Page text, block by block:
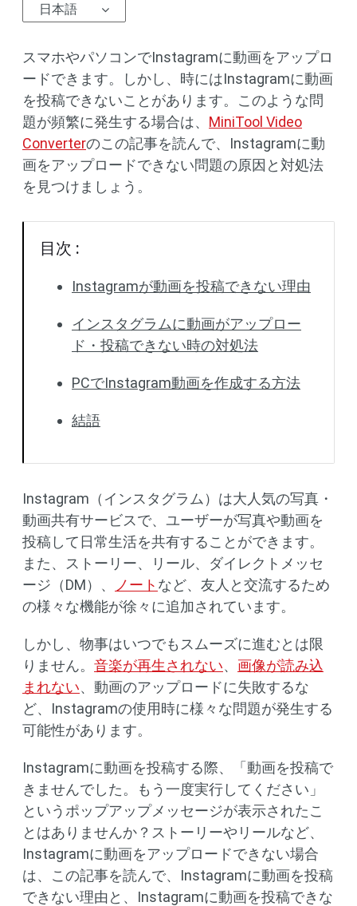
日本語
スマホやパソコンでInstagramに動画をアップロ
ードできます。しかし、時にはInstagramに動画
を投稿できないことがあります。このような問
題が頻繁に発生する場合は、 MiniTool Video
Converterのこの記事を読んで、Instagramに動
画をアップロードできない問題の原因と対処法
を見つけましょう。
目次 :
Instagramが動画を投稿できない理由
インスタグラムに動画がアップロー
ド・投稿できない時の対処法
PCでInstagram動画を作成する方法
結語
Instagram（インスタグラム）は大人気の写真・
動画共有サービスで、ユーザーが写真や動画を
投稿して日常生活を共有することができます。
また、ストーリー、リール、ダイレクトメッセ
ージ（DM）、
ノート など、友人と交流するため
の様々な機能が徐々に追加されています。
しかし、物事はいつでもスムーズに進むとは限
りません。 音楽が再生されない、 画像が読み込
まれない、動画のアップロードに失敗するな
ど、Instagramの使用時に様々な問題が発生する
可能性があります。
Instagramに動画を投稿する際、「動画を投稿で
きませんでした。もう一度実行してください」
というポップアップメッセージが表示されたこ
とはありませんか？ストーリーやリールなど、
Instagramに動画をアップロードできない場合
は、この記事を読んで、Instagramに動画を投稿
できない理由と、Instagramに動画を投稿できな